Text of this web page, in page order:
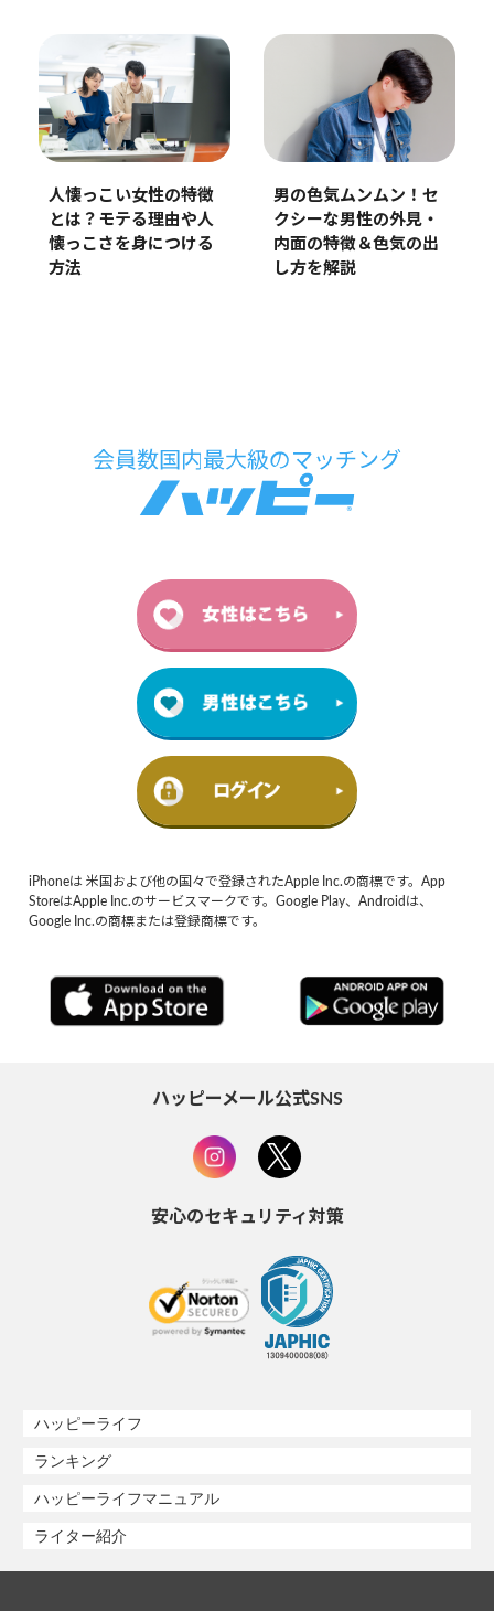
人懐っこい女性の特徴
とは？モテる理由や人
懐っこさを身につける
方法
男の色気ムンムン！セ
クシーな男性の外見・
内面の特徴＆色気の出
し方を解説
iPhoneは 米国および他の国々で登録されたApple Inc.の商標です。App
StoreはApple Inc.のサービスマークです。Google Play、Androidは、
Google Inc.の商標または登録商標です。
ハッピーメール公式SNS
安心のセキュリティ対策
ハッピーライフ
ランキング
ハッピーライフマニュアル
ライター紹介